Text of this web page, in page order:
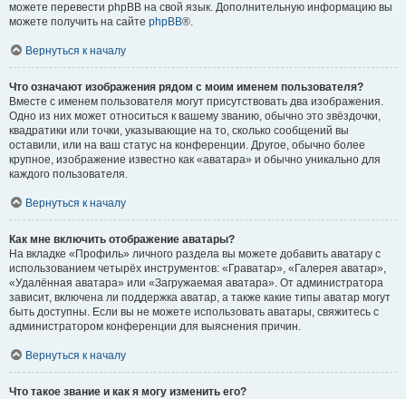
можете перевести phpBB на свой язык. Дополнительную информацию вы
можете получить на сайте phpBB®.
Вернуться к началу
Что означают изображения рядом с моим именем пользователя?
Вместе с именем пользователя могут присутствовать два изображения.
Одно из них может относиться к вашему званию, обычно это звёздочки,
квадратики или точки, указывающие на то, сколько сообщений вы
оставили, или на ваш статус на конференции. Другое, обычно более
крупное, изображение известно как «аватара» и обычно уникально для
каждого пользователя.
Вернуться к началу
Как мне включить отображение аватары?
На вкладке «Профиль» личного раздела вы можете добавить аватару с
использованием четырёх инструментов: «Граватар», «Галерея аватар»,
«Удалённая аватара» или «Загружаемая аватара». От администратора
зависит, включена ли поддержка аватар, а также какие типы аватар могут
быть доступны. Если вы не можете использовать аватары, свяжитесь с
администратором конференции для выяснения причин.
Вернуться к началу
Что такое звание и как я могу изменить его?